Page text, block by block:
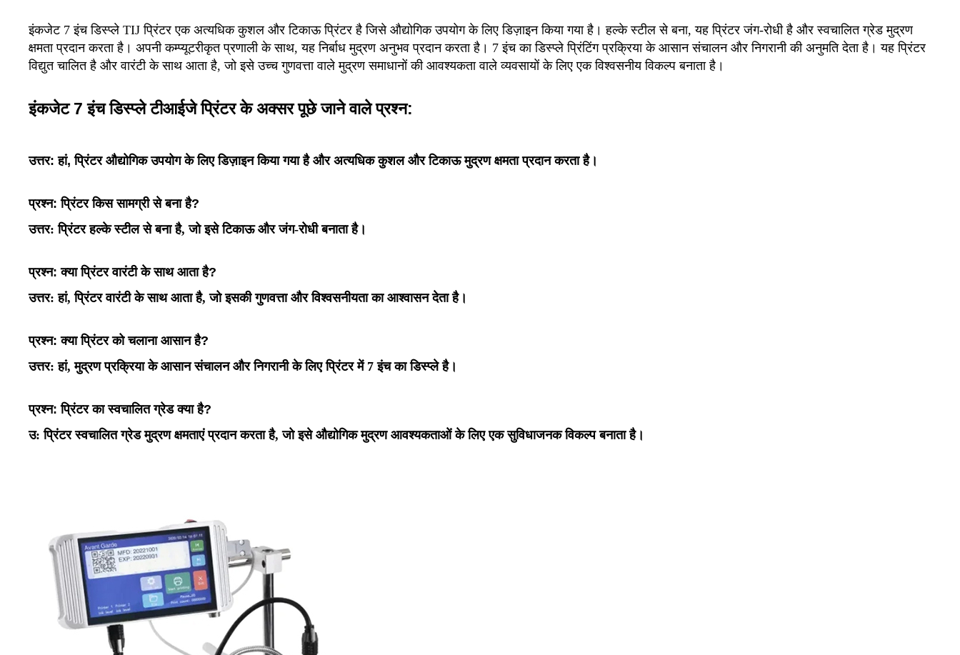
इंकजेट 7 इंच डिस्प्ले TIJ प्रिंटर एक अत्यधिक कुशल और टिकाऊ प्रिंटर है जिसे औद्योगिक उपयोग के लिए डिज़ाइन किया गया है। हल्के स्टील से बना, यह प्रिंटर जंग-रोधी है और स्वचालित ग्रेड मुद्रण
क्षमता प्रदान करता है। अपनी कम्प्यूटरीकृत प्रणाली के साथ, यह निर्बाध मुद्रण अनुभव प्रदान करता है। 7 इंच का डिस्प्ले प्रिंटिंग प्रक्रिया के आसान संचालन और निगरानी की अनुमति देता है। यह प्रिंटर
विद्युत चालित है और वारंटी के साथ आता है, जो इसे उच्च गुणवत्ता वाले मुद्रण समाधानों की आवश्यकता वाले व्यवसायों के लिए एक विश्वसनीय विकल्प बनाता है।
इंकजेट 7 इंच डिस्प्ले टीआईजे प्रिंटर के अक्सर पूछे जाने वाले प्रश्न:
उत्तर: हां, प्रिंटर औद्योगिक उपयोग के लिए डिज़ाइन किया गया है और अत्यधिक कुशल और टिकाऊ मुद्रण क्षमता प्रदान करता है।
प्रश्न: प्रिंटर किस सामग्री से बना है?
उत्तर: प्रिंटर हल्के स्टील से बना है, जो इसे टिकाऊ और जंग-रोधी बनाता है।
प्रश्न: क्या प्रिंटर वारंटी के साथ आता है?
उत्तर: हां, प्रिंटर वारंटी के साथ आता है, जो इसकी गुणवत्ता और विश्वसनीयता का आश्वासन देता है।
प्रश्न: क्या प्रिंटर को चलाना आसान है?
उत्तर: हां, मुद्रण प्रक्रिया के आसान संचालन और निगरानी के लिए प्रिंटर में 7 इंच का डिस्प्ले है।
प्रश्न: प्रिंटर का स्वचालित ग्रेड क्या है?
उ:प्रिंटर स्वचालित ग्रेड मुद्रण क्षमताएं प्रदान करता है, जो इसे औद्योगिक मुद्रण आवश्यकताओं के लिए एक सुविधाजनक विकल्प बनाता है।